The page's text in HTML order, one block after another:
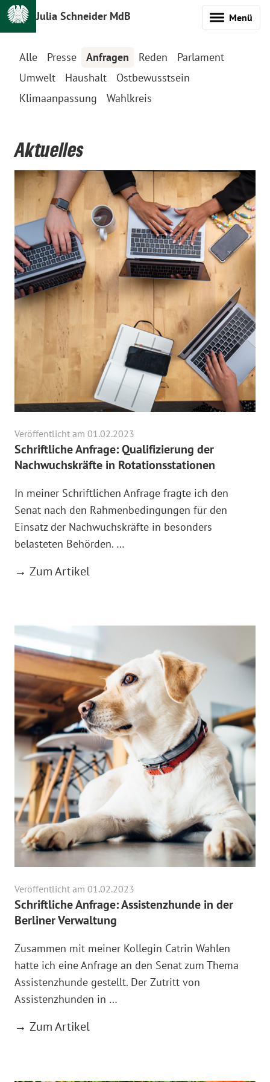
Julia Schneider MdB Menü
Alle Presse Anfragen Reden
Parlament
Umwelt
Haushalt
Ostbewusstsein
Klimaanpassung
Wahlkreis
Aktuelles
Veröffentlicht am 01.02.2023
Schriftliche Anfrage: Qualifizierung der
Nachwuchskräfte in Rotationsstationen
In meiner Schriftlichen Anfrage fragte ich den
Senat nach den Rahmenbedingungen für den
Einsatz der Nachwuchskräfte in besonders
belasteten Behörden. …
→ Zum Artikel
Veröffentlicht am 01.02.2023
Schriftliche Anfrage: Assistenzhunde in der
Berliner Verwaltung
Zusammen mit meiner Kollegin Catrin Wahlen
hatte ich eine Anfrage an den Senat zum Thema
Assistenzhunde gestellt. Der Zutritt von
Assistenzhunden in …
→ Zum Artikel